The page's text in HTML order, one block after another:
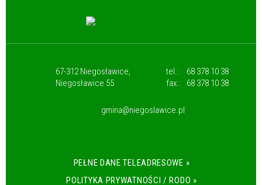
67-312 Niegosławice,
Niegosławice 55
tel.:
68 378 10 38
fax.:
68 378 10 38
gmina@niegoslawice.pl
PEŁNE DANE TELEADRESOWE »
POLITYKA PRYWATNOŚCI / RODO »